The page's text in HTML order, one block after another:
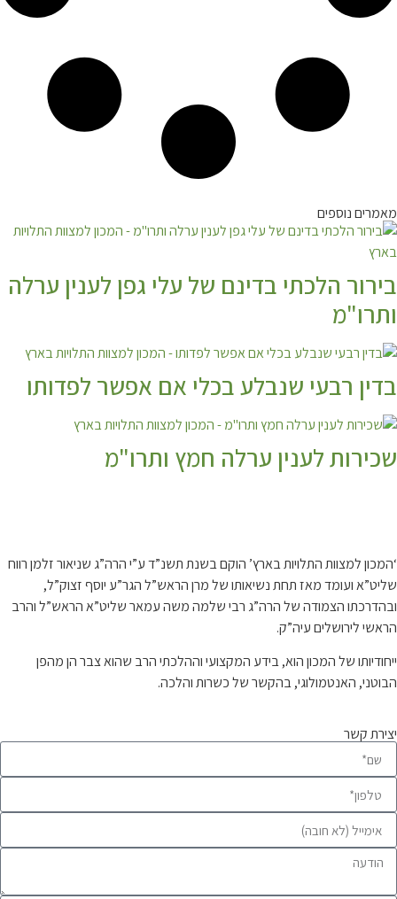
מאמרים נוספים
בירור הלכתי בדינם של עלי גפן לענין ערלה
ותרו"מ
בדין רבעי שנבלע בכלי אם אפשר לפדותו
שכירות לענין ערלה חמץ ותרו"מ
‘המכון למצוות התלויות בארץ’ הוקם בשנת תשנ”ד ע”י הרה”ג שניאור זלמן רווח
שליט”א ועומד מאז תחת נשיאותו של מרן הראש”ל הגר”ע יוסף זצוק”ל,
ובהדרכתו הצמודה של הרה”ג רבי שלמה משה עמאר שליט”א הראש”ל והרב
הראשי לירושלים עיה”ק.
ייחודיותו של המכון הוא, בידע המקצועי וההלכתי הרב שהוא צבר הן מהפן
הבוטני, האנטמולוגי, בהקשר של כשרות והלכה.
יצירת קשר